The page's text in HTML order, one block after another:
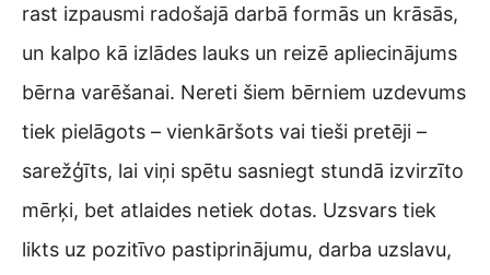
rast izpausmi radošajā darbā formās un krāsās,
un kalpo kā izlādes lauks un reizē apliecinājums
bērna varēšanai. Nereti šiem bērniem uzdevums
tiek pielāgots – vienkāršots vai tieši pretēji –
sarežģīts, lai viņi spētu sasniegt stundā izvirzīto
mērķi, bet atlaides netiek dotas. Uzsvars tiek
likts uz pozitīvo pastiprinājumu, darba uzslavu,